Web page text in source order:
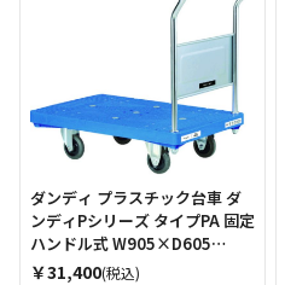
ダンディ プラスチック台車 ダ
ンディPシリーズ タイプPA 固定
ハンドル式 W905×D605
（Tcode：2082190）
￥31,400(税込)